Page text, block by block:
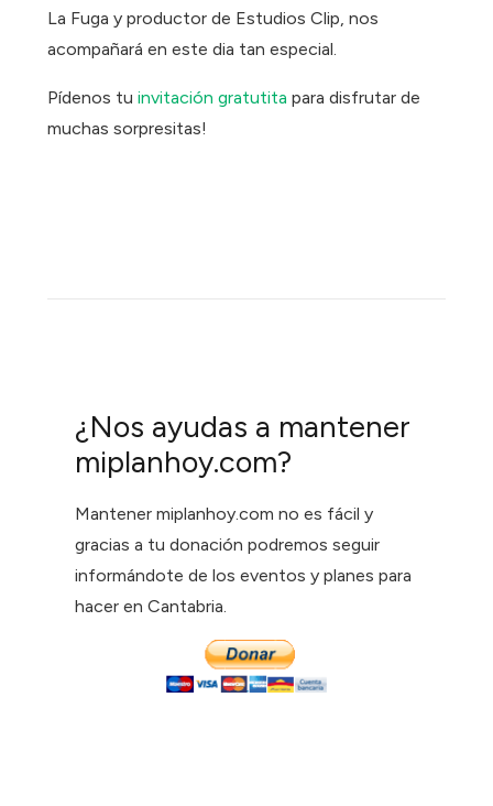
La Fuga y productor de Estudios Clip, nos
acompañará en este dia tan especial.
Pídenos tu invitación gratutita para disfrutar de
muchas sorpresitas!
¿Nos ayudas a mantener
miplanhoy.com?
Mantener miplanhoy.com no es fácil y
gracias a tu donación podremos seguir
informándote de los eventos y planes para
hacer en Cantabria.